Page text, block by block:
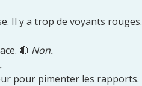
Il y a trop de voyants rouges.
🔴 Non.
pour pimenter les rapports.